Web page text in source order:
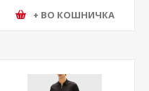
+ ВО КОШНИЧКА